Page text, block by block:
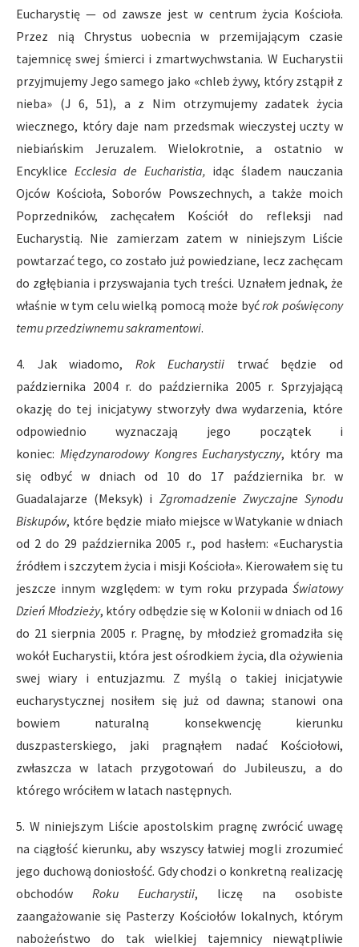
Eucharystię — od zawsze jest w centrum życia Kościoła.
Przez nią Chrystus uobecnia w przemijającym czasie
tajemnicę swej śmierci i zmartwychwstania. W Eucharystii
przyjmujemy Jego samego jako «chleb żywy, który zstąpił z
nieba» (J 6, 51), a z Nim otrzymujemy zadatek życia
wiecznego, który daje nam przedsmak wieczystej uczty w
niebiańskim Jeruzalem. Wielokrotnie, a ostatnio w
Encyklice Ecclesia de Eucharistia, idąc śladem nauczania
Ojców Kościoła, Soborów Powszechnych, a także moich
Poprzedników, zachęcałem Kościół do refleksji nad
Eucharystią. Nie zamierzam zatem w niniejszym Liście
powtarzać tego, co zostało już powiedziane, lecz zachęcam
do zgłębiania i przyswajania tych treści. Uznałem jednak, że
właśnie w tym celu wielką pomocą może byćrok poświęcony
temu przedziwnemu sakramentowi.
4. Jak wiadomo, Rok Eucharystii trwać będzie od
października 2004 r. do października 2005 r. Sprzyjającą
okazję do tej inicjatywy stworzyły dwa wydarzenia, które
odpowiednio wyznaczają jego początek i
koniec: Międzynarodowy Kongres Eucharystyczny, który ma
się odbyć w dniach od 10 do 17 października br. w
Guadalajarze (Meksyk) i Zgromadzenie Zwyczajne Synodu
Biskupów, które będzie miało miejsce w Watykanie w dniach
od 2 do 29 października 2005 r., pod hasłem: «Eucharystia
źródłem i szczytem życia i misji Kościoła». Kierowałem się tu
jeszcze innym względem: w tym roku przypada Światowy
Dzień Młodzieży, który odbędzie się w Kolonii w dniach od 16
do 21 sierpnia 2005 r. Pragnę, by młodzież gromadziła się
wokół Eucharystii, która jest ośrodkiem życia, dla ożywienia
swej wiary i entuzjazmu. Z myślą o takiej inicjatywie
eucharystycznej nosiłem się już od dawna; stanowi ona
bowiem naturalną konsekwencję kierunku
duszpasterskiego, jaki pragnąłem nadać Kościołowi,
zwłaszcza w latach przygotowań do Jubileuszu, a do
którego wróciłem w latach następnych.
5. W niniejszym Liście apostolskim pragnę zwrócić uwagę
na ciągłość kierunku, aby wszyscy łatwiej mogli zrozumieć
jego duchową doniosłość. Gdy chodzi o konkretną realizację
obchodów Roku Eucharystii, liczę na osobiste
zaangażowanie się Pasterzy Kościołów lokalnych, którym
nabożeństwo do tak wielkiej tajemnicy niewątpliwie